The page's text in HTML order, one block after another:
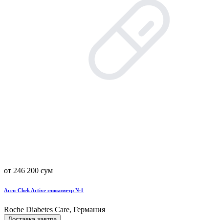
от 246 200 сум
Accu-Chek Active глюкометр №1
Roche Diabetes Care, Германия